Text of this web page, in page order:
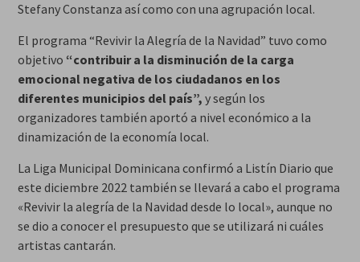
Stefany Constanza así como con una agrupación local.
El programa “Revivir la Alegría de la Navidad” tuvo como
objetivo “contribuir a la disminución de la carga
emocional negativa de los ciudadanos en los
diferentes municipios del país”, y según los
organizadores también aportó a nivel económico a la
dinamización de la economía local.
La Liga Municipal Dominicana confirmó a Listín Diario que
este diciembre 2022 también se llevará a cabo el programa
«Revivir la alegría de la Navidad desde lo local», aunque no
se dio a conocer el presupuesto que se utilizará ni cuáles
artistas cantarán.